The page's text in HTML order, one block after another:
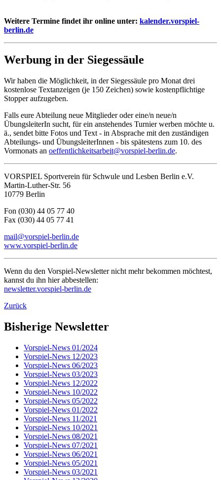
Weitere Termine findet ihr online unter: kalender.vorspiel-
berlin.de
Werbung in der Siegessäule
Wir haben die Möglichkeit, in der Siegessäule pro Monat drei
kostenlose Textanzeigen (je 150 Zeichen) sowie kostenpflichtige
Stopper aufzugeben.
Falls eure Abteilung neue Mitglieder oder eine/n neue/n
ÜbungsleiterIn sucht, für ein anstehendes Turnier werben möchte u.
ä., sendet bitte Fotos und Text ‑ in Absprache mit den zuständigen
Abteilungs- und ÜbungsleiterInnen - bis spätestens zum 10. des
Vormonats an oeffentlichkeitsarbeit@vorspiel-berlin.de.
VORSPIEL Sportverein für Schwule und Lesben Berlin e.V.
Martin-Luther-Str. 56
10779 Berlin
Fon (030) 44 05 77 40
Fax (030) 44 05 77 41
mail@vorspiel-berlin.de
www.vorspiel-berlin.de
Wenn du den Vorspiel-Newsletter nicht mehr bekommen möchtest,
kannst du ihn hier abbestellen:
newsletter.vorspiel-berlin.de
Zurück
Bisherige Newsletter
Vorspiel-News 01/2024
Vorspiel-News 12/2023
Vorspiel-News 06/2023
Vorspiel-News 03/2023
Vorspiel-News 12/2022
Vorspiel-News 10/2022
Vorspiel-News 05/2022
Vorspiel-News 01/2022
Vorspiel-News 11/2021
Vorspiel-News 10/2021
Vorspiel-News 08/2021
Vorspiel-News 07/2021
Vorspiel-News 06/2021
Vorspiel-News 05/2021
Vorspiel-News 03/2021